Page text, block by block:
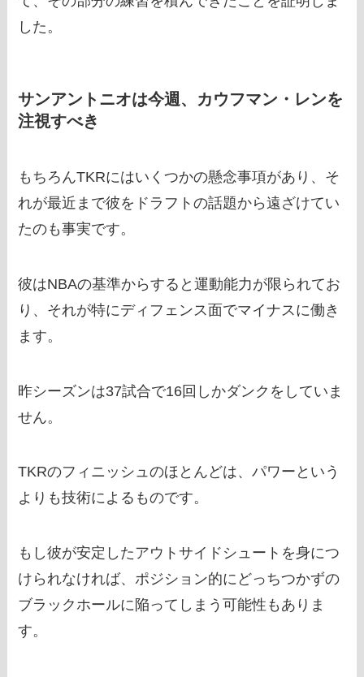
した。
サンアントニオは今週、カウフマン・レンを
注視すべき
もちろんTKRにはいくつかの懸念事項があり、そ
れが最近まで彼をドラフトの話題から遠ざけてい
たのも事実です。
彼はNBAの基準からすると運動能力が限られてお
り、それが特にディフェンス面でマイナスに働き
ます。
昨シーズンは37試合で16回しかダンクをしていま
せん。
TKRのフィニッシュのほとんどは、パワーという
よりも技術によるものです。
もし彼が安定したアウトサイドシュートを身につ
けられなければ、ポジション的にどっちつかずの
ブラックホールに陥ってしまう可能性もありま
す。